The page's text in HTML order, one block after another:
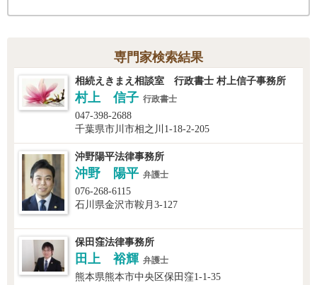
専門家検索結果
相続えきまえ相談室 行政書士 村上信子事務所
村上 信子 行政書士
047-398-2688
千葉県市川市相之川1-18-2-205
沖野陽平法律事務所
沖野 陽平 弁護士
076-268-6115
石川県金沢市鞍月3-127
保田窪法律事務所
田上 裕輝 弁護士
熊本県熊本市中央区保田窪1-1-35